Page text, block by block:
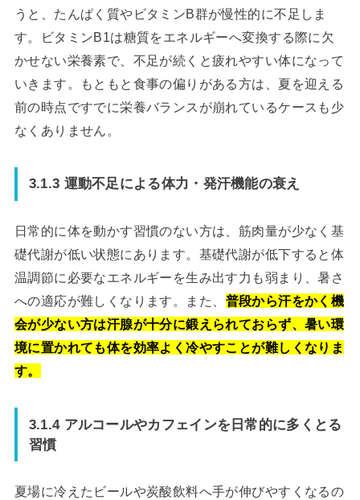
うと、たんぱく質やビタミンB群が慢性的に不足しま
す。ビタミンB1は糖質をエネルギーへ変換する際に欠
かせない栄養素で、不足が続くと疲れやすい体になって
いきます。もともと食事の偏りがある方は、夏を迎える
前の時点ですでに栄養バランスが崩れているケースも少
なくありません。
3.1.3 運動不足による体力・発汗機能の衰え
日常的に体を動かす習慣のない方は、筋肉量が少なく基
礎代謝が低い状態にあります。基礎代謝が低下すると体
温調節に必要なエネルギーを生み出す力も弱まり、暑さ
への適応が難しくなります。また、 普段から汗をかく機
会が少ない方は汗腺が十分に鍛えられておらず、暑い環
境に置かれても体を効率よく冷やすことが難しくなりま
す。
3.1.4 アルコールやカフェインを日常的に多くとる
習慣
夏場に冷えたビールや炭酸飲料へ手が伸びやすくなるの